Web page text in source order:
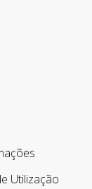
Utilização